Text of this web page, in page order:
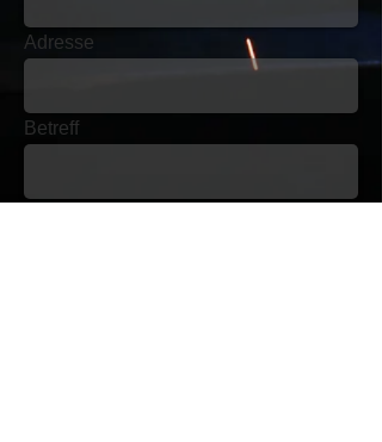
Adresse
Betreff